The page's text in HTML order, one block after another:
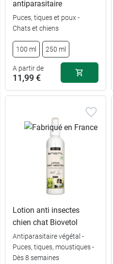
antiparasitaire
Puces, tiques et poux -
Chats et chiens
100 ml 250 ml
A partir de
11,99 €
100 ml 11,99 €
Lotion anti insectes
chien chat Biovetol
Antiparasitaire végétal -
Puces, tiques, moustiques -
Dès 8 semaines